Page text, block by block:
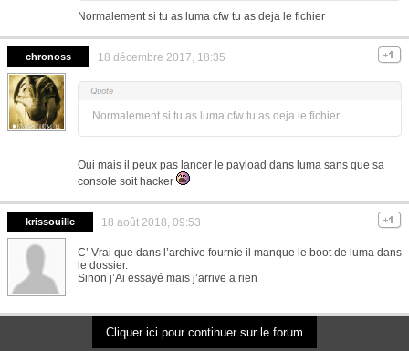
Normalement si tu as luma cfw tu as deja le fichier
chronoss 18 décembre 2017, 18:35
Normalement si tu as luma cfw tu as deja le fichier
Oui mais il peux pas lancer le payload dans luma sans que sa
console soit hacker
krissouille 18 août 2018, 09:53
C’ Vrai que dans l’archive fournie il manque le boot de luma dans
le dossier.
Sinon j’Ai essayé mais j’arrive a rien
Cliquer ici pour continuer sur le forum